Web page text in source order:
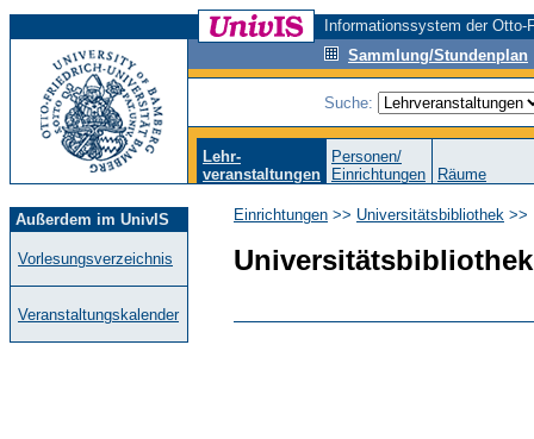
Informationssystem der
Sammlung/Stundenplan
Suche:
Lehr-
veranstaltungen
Personen/
Einrichtungen
Räume
Außerdem im UnivIS
Vorlesungsverzeichnis
Veranstaltungskalender
Einrichtungen >> Universitätsbibliothek >>